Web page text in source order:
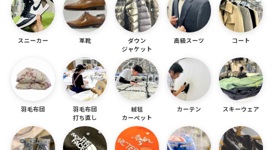
スニーカー 革靴
ダウン
ジャケット
高級スーツ コート
羽毛布団
羽毛布団
打ち直し
絨毯
カーペット
カーテン スキーウェア